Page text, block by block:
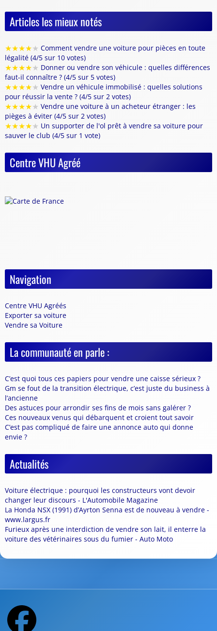
Articles les mieux notés
★★★★★ Comment vendre une voiture pour pièces en toute
légalité (4/5 sur 10 votes)
★★★★★ Donner ou vendre son véhicule : quelles différences
faut-il connaître ? (4/5 sur 5 votes)
★★★★★ Vendre un véhicule immobilisé : quelles solutions
pour réussir la vente ? (4/5 sur 2 votes)
★★★★★ Vendre une voiture à un acheteur étranger : les
pièges à éviter (4/5 sur 2 votes)
★★★★★ Un supporter de l'ol prêt à vendre sa voiture pour
sauver le club (4/5 sur 1 vote)
Centre VHU Agréé
Navigation
Centre VHU Agréés
Exporter sa voiture
Vendre sa Voiture
La communauté en parle :
C’est quoi tous ces papiers pour vendre une caisse sérieux ?
Gm se fout de la transition électrique, c’est juste du business à
l’ancienne
Des astuces pour arrondir ses fins de mois sans galérer ?
Ces nouveaux venus qui débarquent et croient tout savoir
C’est pas compliqué de faire une annonce auto qui donne
envie ?
Actualités
Voiture électrique : pourquoi les constructeurs vont devoir
changer leur discours - L'Automobile Magazine
La Honda NSX (1991) d’Ayrton Senna est de nouveau à vendre -
www.largus.fr
Furieux après une interdiction de vendre son lait, il enterre la
voiture des vétérinaires sous du fumier - Auto Moto